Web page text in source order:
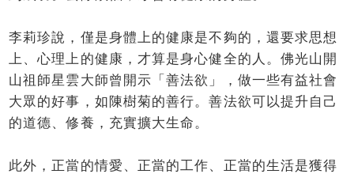
李莉珍說，僅是身體上的健康是不夠的，還要求思想
上、心理上的健康，才算是身心健全的人。佛光山開
山祖師星雲大師曾開示「善法欲」，做一些有益社會
大眾的好事，如陳樹菊的善行。善法欲可以提升自己
的道德、修養，充實擴大生命。
此外，正當的情愛、正當的工作、正當的生活是獲得